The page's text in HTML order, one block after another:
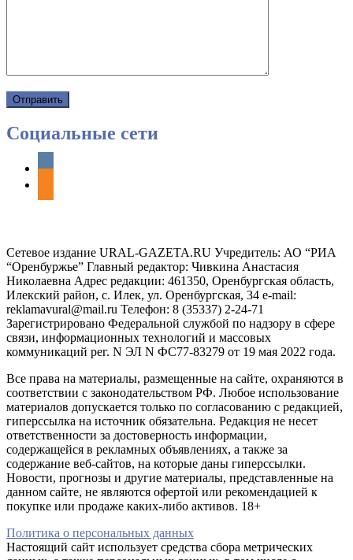
Социальные сети
vkontakte
Сетевое издание URAL-GAZETA.RU Учредитель: АО “РИА
“Оренбуржье” Главный редактор: Чивкина Анастасия
Николаевна Адрес редакции: 461350, Оренбургская область,
Илекский район, с. Илек, ул. Оренбургская, 34 e-mail:
reklamavural@mail.ru Телефон: 8 (35337) 2-24-71
Зарегистрировано Федеральной службой по надзору в сфере
связи, информационных технологий и массовых
коммуникаций рег. N ЭЛ N ФС77-83279 от 19 мая 2022 года.
Все права на материалы, размещенные на сайте, охраняются в
соответствии с законодательством РФ. Любое использование
материалов допускается только по согласованию с редакцией,
гиперссылка на источник обязательна. Редакция не несет
ответственности за достоверность информации,
содержащейся в рекламных объявлениях, а также за
содержание веб-сайтов, на которые даны гиперссылки.
Новости, прогнозы и другие материалы, представленные на
данном сайте, не являются офертой или рекомендацией к
покупке или продаже каких-либо активов. 18+
Политика о персональных данных
Настоящий сайт использует средства сбора метрических